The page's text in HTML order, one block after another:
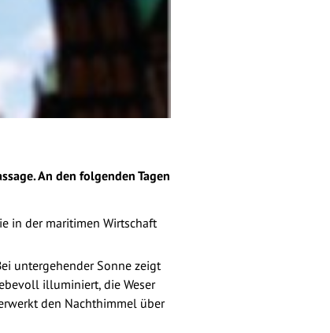
An den folgenden Tagen
in der maritimen Wirtschaft
untergehender Sonne zeigt
illuminiert, die Weser
den Nachthimmel über